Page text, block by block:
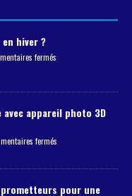
hiver ?
fermés
appareil photo 3D
fermés
pour une